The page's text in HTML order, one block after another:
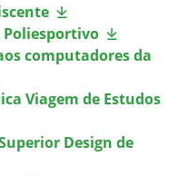
Poliesportivo
computadores da
Viagem de Estudos
Design de